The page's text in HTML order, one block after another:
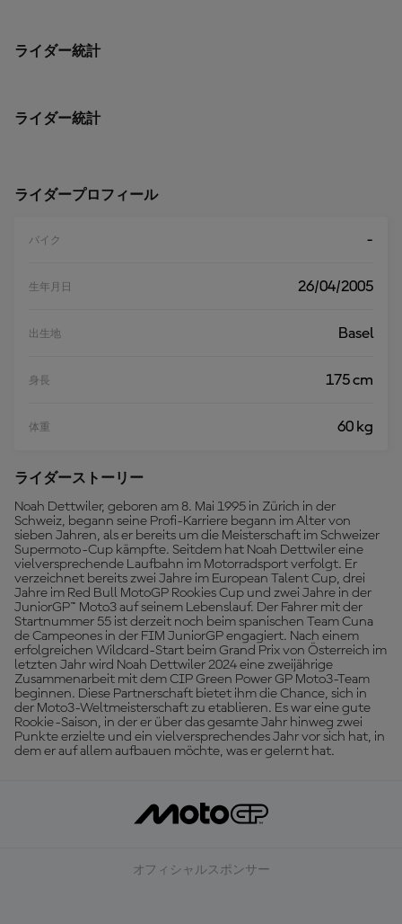
ライダー統計
ライダー統計
ライダープロフィール
バイク -
生年月日 26/04/2005
出生地 Basel
身長 175 cm
体重 60 kg
ライダーストーリー
Noah Dettwiler, geboren am 8. Mai 1995 in Zürich in der
Schweiz, begann seine Profi-Karriere begann im Alter von
sieben Jahren, als er bereits um die Meisterschaft im Schweizer
Supermoto-Cup kämpfte. Seitdem hat Noah Dettwiler eine
vielversprechende Laufbahn im Motorradsport verfolgt. Er
verzeichnet bereits zwei Jahre im European Talent Cup, drei
Jahre im Red Bull MotoGP Rookies Cup und zwei Jahre in der
JuniorGP™ Moto3 auf seinem Lebenslauf. Der Fahrer mit der
Startnummer 55 ist derzeit noch beim spanischen Team Cuna
de Campeones in der FIM JuniorGP engagiert. Nach einem
erfolgreichen Wildcard-Start beim Grand Prix von Österreich im
letzten Jahr wird Noah Dettwiler 2024 eine zweijährige
Zusammenarbeit mit dem CIP Green Power GP Moto3-Team
beginnen. Diese Partnerschaft bietet ihm die Chance, sich in
der Moto3-Weltmeisterschaft zu etablieren. Es war eine gute
Rookie-Saison, in der er über das gesamte Jahr hinweg zwei
Punkte erzielte und ein vielversprechendes Jahr vor sich hat, in
dem er auf allem aufbauen möchte, was er gelernt hat.
オフィシャルスポンサー